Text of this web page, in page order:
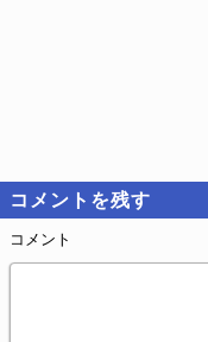
コメントを残す
コメント